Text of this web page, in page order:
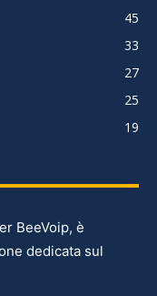
45
33
27
25
19
BeeVoip, è
dedicata sul